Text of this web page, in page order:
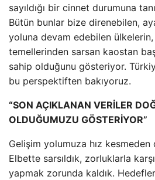
sayıldığı bir cinnet durumuna
Bütün bunlar bize direnebilen,
yoluna devam edebilen
temellerinden sarsan kaostan
sahip olduğunu gösteriyor.
bu perspektiften bakıyoruz.
“SON AÇIKLANAN VERİLER
OLDUĞUMUZU GÖSTERİYOR”
Gelişim yolumuza hız
Elbette sarsıldık, zorluklarla
yapmak zorunda kaldık.